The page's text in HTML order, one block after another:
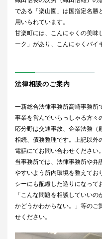
である「楽山園」は国指定名勝
用いられています。
甘楽町には、こんにゃくの美味
ーク」があり、こんにゃくバイ
法律相談のご案内
一新総合法律事務所高崎事務所
事業を営んでいらっしゃる方々
応分野は交通事故、企業法務（
相続、債務整理です。上記以外
電話にてお問い合わせください。
当事務所では、法律事務所や弁
やすいよう所内環境を整えてお
シーにも配慮した造りになって
「こんな問題を相談していい
かどうかわからない。」等のご
せください。